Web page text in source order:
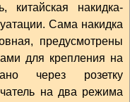
китайская накидка-
Сама накидка
предусмотрены
для крепления на
через розетку
на два режима